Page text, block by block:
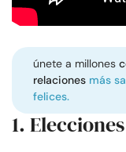
únete a millones
relaciones más
felices.
1. Elecciones